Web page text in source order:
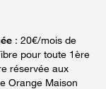
: 20€/mois de
pour toute 1ère
réservée aux
Orange Maison